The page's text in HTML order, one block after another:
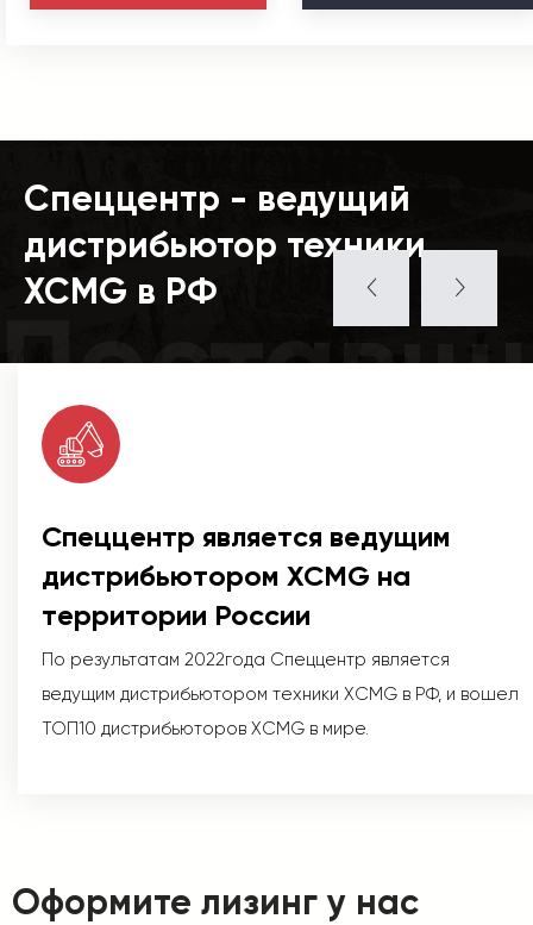
Спеццентр - ведущий
дистрибьютор техники
XCMG в РФ
Спеццентр является ведущим
дистрибьютором XCMG на
территории России
По результатам 2022года Спеццентр является
ведущим дистрибьютором техники XCMG в РФ, и вошел
ТОП10 дистрибьюторов XCMG в мире.
Оформите лизинг у нас